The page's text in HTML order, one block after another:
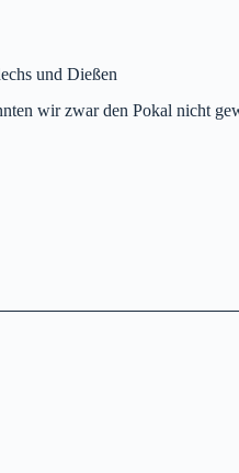
und Dießen
wir zwar den Pokal nicht